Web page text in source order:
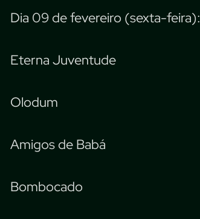
Dia 09 de fevereiro (sexta-feira):
Eterna Juventude
Olodum
Amigos de Babá
Bombocado